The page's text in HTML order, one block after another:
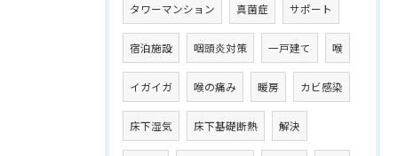
タワーマンション 真菌症 サポート
宿泊施設 咽頭炎対策 一戸建て 喉
イガイガ 喉の痛み 暖房 カビ感染
床下湿気 床下基礎断熱 解決